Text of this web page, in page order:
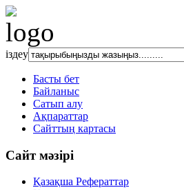
іздеу
Басты бет
Байланыс
Сатып алу
Ақпараттар
Сайттың картасы
Сайт мәзірі
Қазақша Рефераттар